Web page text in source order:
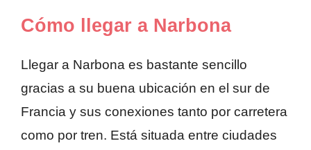
Cómo llegar a Narbona
Llegar a Narbona es bastante sencillo
gracias a su buena ubicación en el sur de
Francia y sus conexiones tanto por carretera
como por tren. Está situada entre ciudades